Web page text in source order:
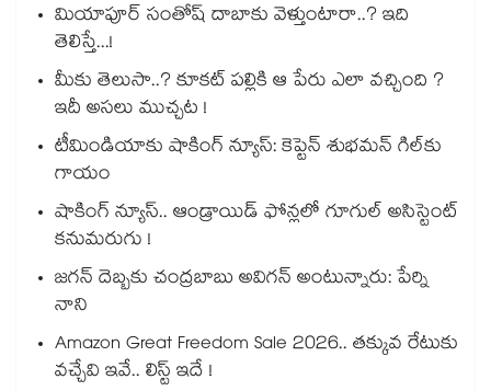
మియాపూర్ సంతోష్ దాబాకు వెళ్తుంటారా..? ఇది
తెలిస్తే...!
మీకు తెలుసా..? కూకట్ పల్లికి ఆ పేరు ఎలా వచ్చింది ?
ఇదీ అసలు ముచ్చట !
టీమిండియాకు షాకింగ్ న్యూస్: కెప్టెన్ శుభమన్ గిల్‎కు
గాయం
షాకింగ్ న్యూస్.. ఆండ్రాయిడ్ ఫోన్లలో గూగుల్ అసిస్టెంట్
కనుమరుగు !
జగన్ దెబ్బకు చంద్రబాబు అవిగన్ అంటున్నారు: పేర్ని
నాని
Amazon Great Freedom Sale 2026.. తక్కువ రేటుకు
వచ్చేవి ఇవే.. లిస్ట్ ఇదే !